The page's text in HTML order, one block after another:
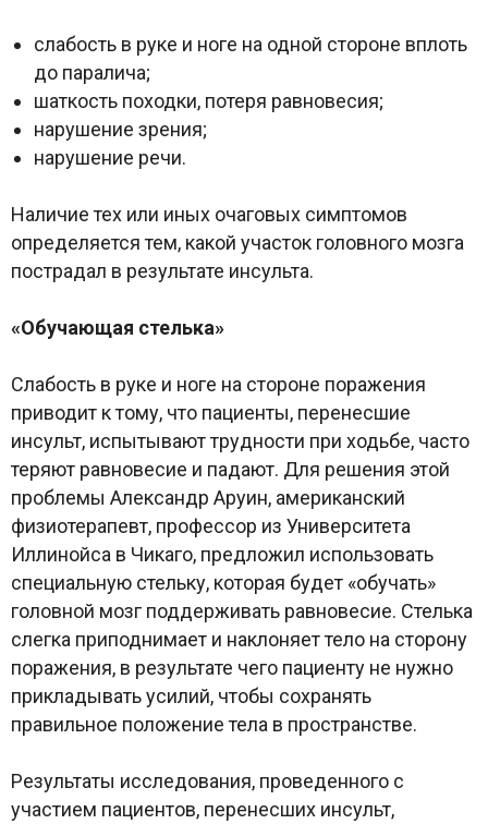
слабость в руке и ноге на одной стороне вплоть
до паралича;
шаткость походки, потеря равновесия;
нарушение зрения;
нарушение речи.
Наличие тех или иных очаговых симптомов
определяется тем, какой участок головного мозга
пострадал в результате инсульта.
«Обучающая стелька»
Слабость в руке и ноге на стороне поражения
приводит к тому, что пациенты, перенесшие
инсульт, испытывают трудности при ходьбе, часто
теряют равновесие и падают. Для решения этой
проблемы Александр Аруин, американский
физиотерапевт, профессор из Университета
Иллинойса в Чикаго, предложил использовать
специальную стельку, которая будет «обучать»
головной мозг поддерживать равновесие. Стелька
слегка приподнимает и наклоняет тело на сторону
поражения, в результате чего пациенту не нужно
прикладывать усилий, чтобы сохранять
правильное положение тела в пространстве.
Результаты исследования, проведенного с
участием пациентов, перенесших инсульт,